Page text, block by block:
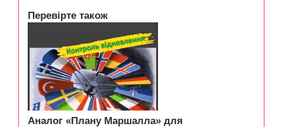
Перевірте також
Аналог «Плану Маршалла» для